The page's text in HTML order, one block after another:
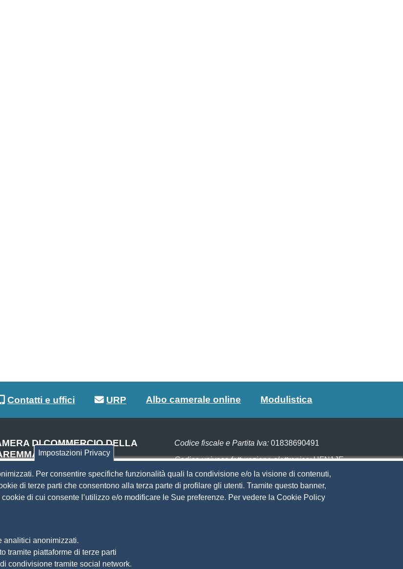
Contatti e uffici URP Albo camerale online Modulistica
DI COMMERCIO DELLA
E DEL TIRRENO
DI LIVORNO
del Municipio, 48
da Via del Porticciolo, 1)
F.lli Cairoli, 10
0564 430.111
cameradicommercio@pec.lg.camcom.it
Codice fiscale e Partita Iva: 01838690491
Codice univoco fatturazione elettronica:UFN1JE
Pagare con PagoPA
Impostazioni Privacy
Per consentire specifiche funzionalità quali la condivisione e/o la visione di contenuti,
di terze parti che consentono alla terza parte di profilare gli utenti. Tramite questo banner,
di cui consente l’utilizzo e/o modificare le Sue preferenze. Per vedere la Cookie Policy
analitici anonimizzati.
tramite piattaforme di terze parti
condivisione tramite social network.